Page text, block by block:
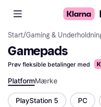
Start/Gaming &
Gamepads
Prøv fleksible betalinger med
PlatformMærke
PlayStation 5 PC